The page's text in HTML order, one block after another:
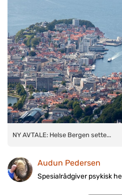
NY AVTALE: Helse Bergen setter
NY AVTALE: Helse Bergen sette...
Audun Pedersen
Spesialrådgiver psykisk